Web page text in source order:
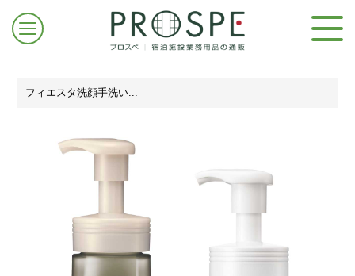
ログイン/新規登録
お問合せはこちら
フィエスタ洗顔手洗い...